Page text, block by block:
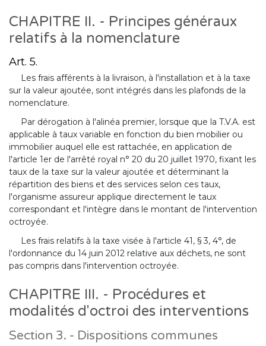
CHAPITRE II. - Principes généraux
relatifs à la nomenclature
Art. 5.
Les frais afférents à la livraison, à l'installation et à la taxe
sur la valeur ajoutée, sont intégrés dans les plafonds de la
nomenclature.
Par dérogation à l'alinéa premier, lorsque que la T.V.A. est
applicable à taux variable en fonction du bien mobilier ou
immobilier auquel elle est rattachée, en application de
l'article 1er de l'arrêté royal n° 20 du 20 juillet 1970, fixant les
taux de la taxe sur la valeur ajoutée et déterminant la
répartition des biens et des services selon ces taux,
l'organisme assureur applique directement le taux
correspondant et l'intègre dans le montant de l'intervention
octroyée.
Les frais relatifs à la taxe visée à l'article 41, § 3, 4°, de
l'ordonnance du 14 juin 2012 relative aux déchets, ne sont
pas compris dans l'intervention octroyée.
CHAPITRE III. - Procédures et
modalités d'octroi des interventions
Section 3. - Dispositions communes